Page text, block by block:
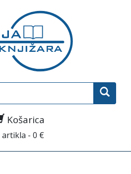
Košarica
artikla - 0 €